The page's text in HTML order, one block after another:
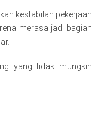
kestabilan pekerjaan
merasa jadi bagian
yang tidak mungkin